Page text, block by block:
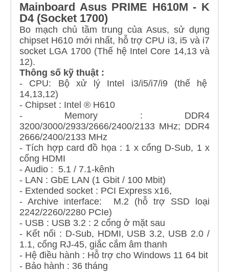
Mainboard Asus PRIME H610M - K
D4 (Socket 1700)
Bo mạch chủ tầm trung của Asus, sử dụng
chipset H610 mới nhất, hỗ trợ CPU i3, i5 và i7
socket LGA 1700 (Thế hệ Intel Core 14,13 và
12).
Thông số kỹ thuật :
- CPU: Bộ xử lý Intel i3/i5/i7/i9 (thế hệ
14,13,12)
- Chipset : Intel ® H610
- Memory : DDR4
3200/3000/2933/2666/2400/2133 MHz; DDR4
2666/2400/2133 MHz
- Tích hợp card đồ họa : 1 x cổng D-Sub, 1 x
cổng HDMI
- Audio : 5.1 / 7.1-kênh
- LAN : GbE LAN (1 Gbit / 100 Mbit)
- Extended socket : PCI Express x16,
- Archive interface: M.2 (hỗ trợ SSD loại
2242/2260/2280 PCIe)
- USB : USB 3.2 : 2 cổng ở mặt sau
- Kết nối : D-Sub, HDMI, USB 3.2, USB 2.0 /
1.1, cổng RJ-45, giắc cắm âm thanh
- Hệ điều hành : Hỗ trợ cho Windows 11 64 bit
- Bảo hành : 36 tháng